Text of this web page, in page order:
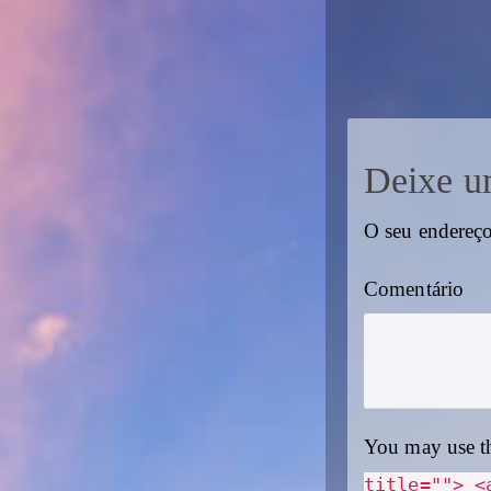
Deixe
O seu
Comentário
You may use
title="">